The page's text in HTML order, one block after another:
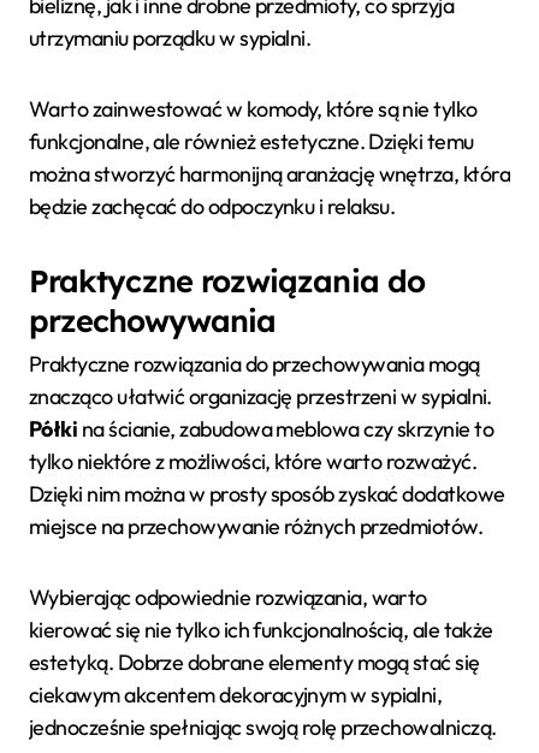
utrzymaniu porządku w sypialni.
Warto zainwestować w komody, które są nie tylko
funkcjonalne, ale również estetyczne. Dzięki temu
można stworzyć harmonijną aranżację wnętrza, która
będzie zachęcać do odpoczynku i relaksu.
Praktyczne rozwiązania do
przechowywania
Praktyczne rozwiązania do przechowywania mogą
znacząco ułatwić organizację przestrzeni w sypialni.
Półki na ścianie, zabudowa meblowa czy skrzynie to
tylko niektóre z możliwości, które warto rozważyć.
Dzięki nim można w prosty sposób zyskać dodatkowe
miejsce na przechowywanie różnych przedmiotów.
Wybierając odpowiednie rozwiązania, warto
kierować się nie tylko ich funkcjonalnością, ale także
estetyką. Dobrze dobrane elementy mogą stać się
ciekawym akcentem dekoracyjnym w sypialni,
jednocześnie spełniając swoją rolę przechowalniczą.